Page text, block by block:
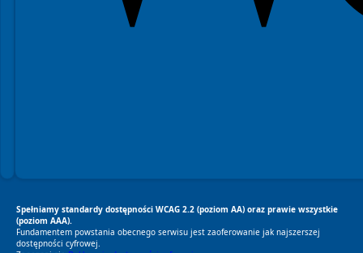
Spełniamy standardy dostępności WCAG 2.2 (poziom AA) oraz prawie wszystkie
(poziom AAA).
Fundamentem powstania obecnego serwisu jest zaoferowanie jak najszerszej
dostępności cyfrowej.